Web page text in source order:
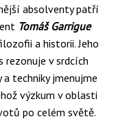
absolventy patří
Tomáš Garrigue
a historii. Jeho
rezonuje v srdcích
techniky jmenujme
výzkum v oblasti
po celém světě.